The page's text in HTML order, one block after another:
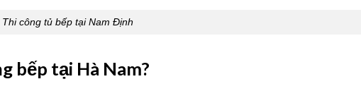
Thi công tủ bếp tại Nam Định
bếp tại Hà Nam?